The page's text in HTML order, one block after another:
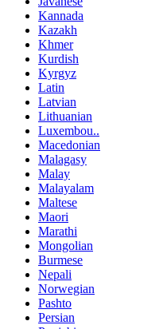
Kannada
Kazakh
Khmer
Kurdish
Kyrgyz
Latin
Latvian
Lithuanian
Luxembou..
Macedonian
Malagasy
Malay
Malayalam
Maltese
Maori
Marathi
Mongolian
Burmese
Nepali
Norwegian
Pashto
Persian